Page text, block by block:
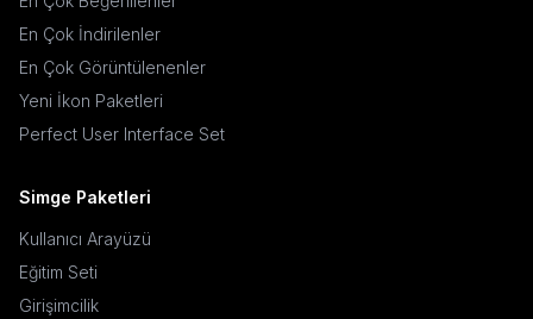
En Çok İndirilenler
En Çok Görüntülenenler
Yeni İkon Paketleri
Perfect User Interface Set
Simge Paketleri
Kullanıcı Arayüzü
Eğitim Seti
Girişimcilik